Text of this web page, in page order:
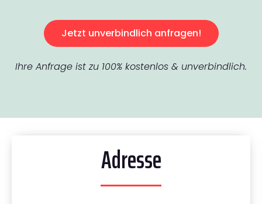
Jetzt unverbindlich anfragen!
Ihre Anfrage ist zu 100% kostenlos & unverbindlich.
Adresse